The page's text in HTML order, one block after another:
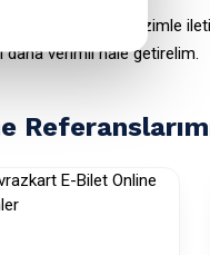
çözümleri için bizimle
verimli hale getirelim.